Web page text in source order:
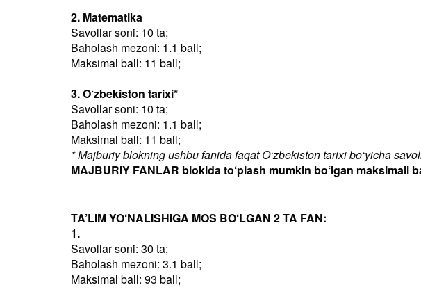
2. Matematika
Savollar soni: 10 ta;
Baholash mezoni: 1.1 ball;
Maksimal ball: 11 ball;
3. O‘zbekiston tarixi*
Savollar soni: 10 ta;
Baholash mezoni: 1.1 ball;
Maksimal ball: 11 ball;
* Majburiy blokning ushbu fanida faqat O‘zbekiston tarixi bo‘yicha
MAJBURIY FANLAR blokida to‘plash mumkin bo‘lgan maksimall
TA’LIM YO‘NALISHIGA MOS BO‘LGAN 2 TA FAN:
1.
Savollar soni: 30 ta;
Baholash mezoni: 3.1 ball;
Maksimal ball: 93 ball;